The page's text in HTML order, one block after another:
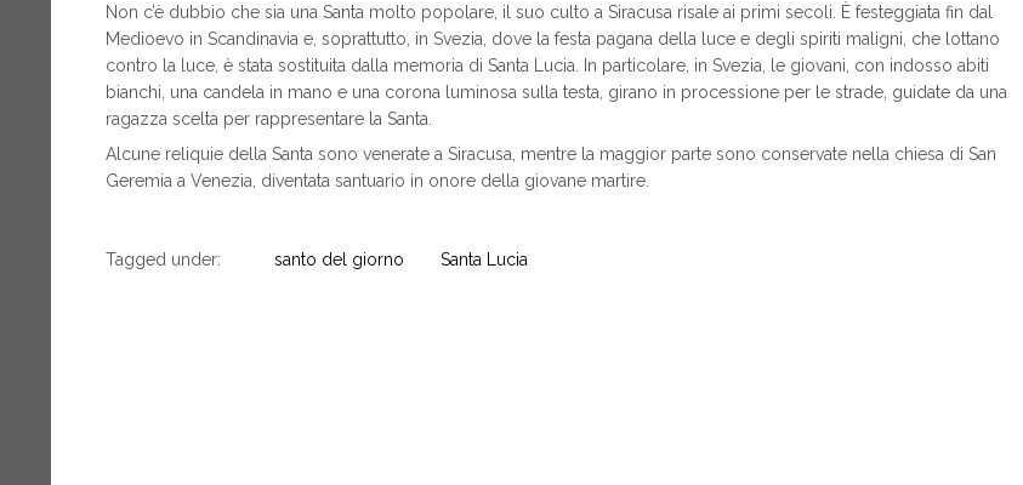
Non c’è dubbio che sia una Santa molto popolare, il suo culto a Siracusa risale ai primi secoli. È festeggiata fin dal
Medioevo in Scandinavia e, soprattutto, in Svezia, dove la festa pagana della luce e degli spiriti maligni, che lottano
contro la luce, è stata sostituita dalla memoria di Santa Lucia. In particolare, in Svezia, le giovani, con indosso abiti
bianchi, una candela in mano e una corona luminosa sulla testa, girano in processione per le strade, guidate da una
ragazza scelta per rappresentare la Santa.
Alcune reliquie della Santa sono venerate a Siracusa, mentre la maggior parte sono conservate nella chiesa di San
Geremia a Venezia, diventata santuario in onore della giovane martire.
Tagged under: santo del giorno Santa Lucia